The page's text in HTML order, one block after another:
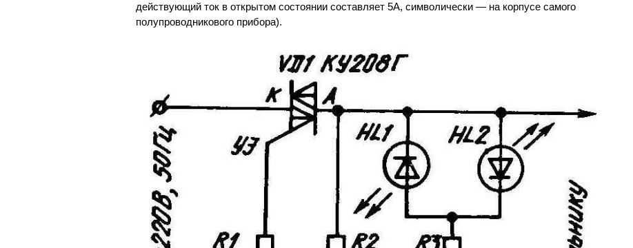
действующий ток в открытом состоянии составляет 5А, символически — на корпусе самого
полупроводникового прибора).